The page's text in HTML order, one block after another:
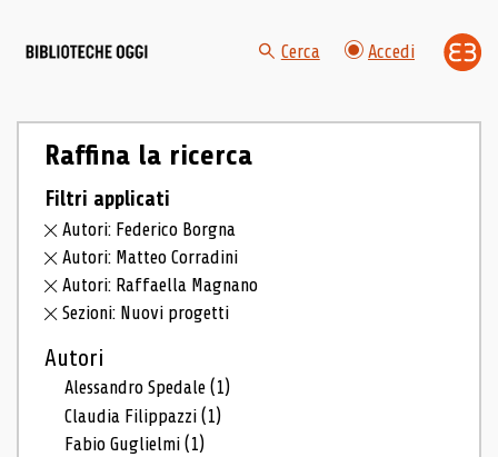
Cerca Accedi
Raffina la ricerca
Filtri applicati
Autori: Federico Borgna
Autori: Matteo Corradini
Autori: Raffaella Magnano
Sezioni: Nuovi progetti
Autori
Alessandro Spedale(1)
Claudia Filippazzi(1)
Fabio Guglielmi(1)